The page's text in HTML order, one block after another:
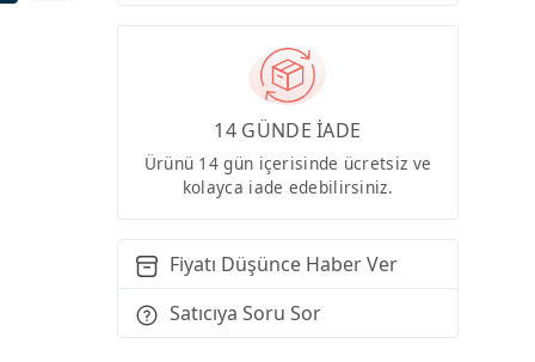
14 GÜNDE İADE
Ürünü 14 gün içerisinde ücretsiz ve
kolayca iade edebilirsiniz.
Fiyatı Düşünce Haber Ver
Satıcıya Soru Sor